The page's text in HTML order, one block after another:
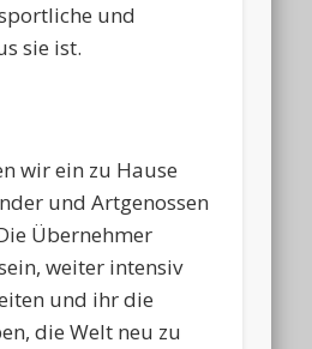
und
sie ist.
wir ein zu Hause
und Artgenossen
Übernehmer
weiter intensiv
und ihr die
die Welt neu zu